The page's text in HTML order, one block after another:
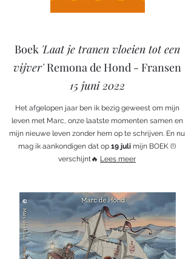
Boek 'Laat je tranen vloeien tot een
vijver'Remona de Hond - Fransen
15 juni 2022
Het afgelopen jaar ben ik bezig geweest om mijn
leven met Marc, onze laatste momenten samen en
mijn nieuwe leven zonder hem op te schrijven. En nu
mag ik aankondigen dat op 19 juli mijn BOEK (!)
verschijnt🔥 Lees meer